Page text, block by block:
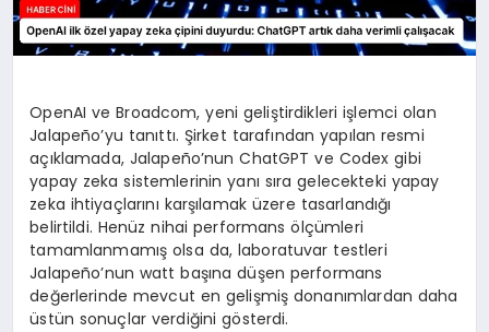
OpenAI ve Broadcom, yeni geliştirdikleri işlemci olan
Jalapeño’yu tanıttı. Şirket tarafından yapılan resmi
açıklamada, Jalapeño’nun ChatGPT ve Codex gibi
yapay zeka sistemlerinin yanı sıra gelecekteki yapay
zeka ihtiyaçlarını karşılamak üzere tasarlandığı
belirtildi. Henüz nihai performans ölçümleri
tamamlanmamış olsa da, laboratuvar testleri
Jalapeño’nun watt başına düşen performans
değerlerinde mevcut en gelişmiş donanımlardan daha
üstün sonuçlar verdiğini gösterdi.